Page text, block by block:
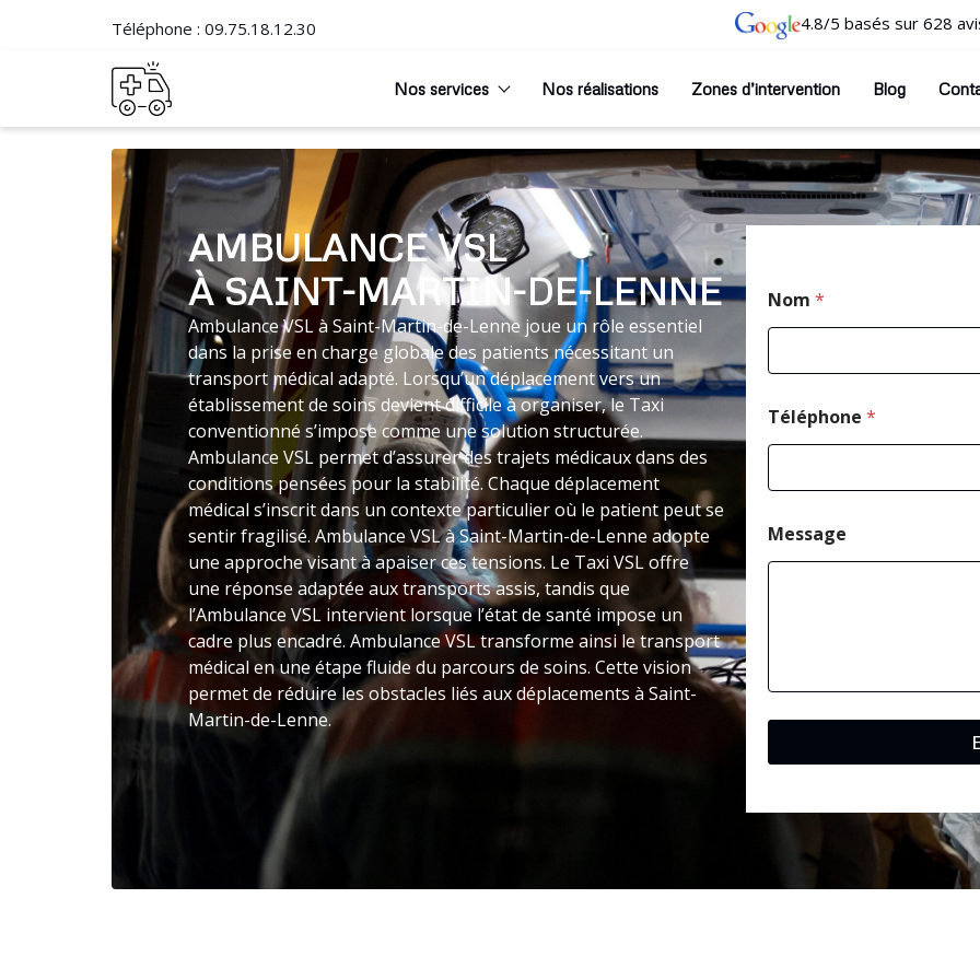
Téléphone : 09.75.18.12.30 4.8/5 basés sur 628
Nos services Nos réalisations Zones d’intervention Blog
AMBULANCE VSL
À SAINT-MARTIN-DE-LENNE
Ambulance VSL à Saint-Martin-de-Lenne joue un rôle essentiel
dans la prise en charge globale des patients nécessitant un
transport médical adapté. Lorsqu’un déplacement vers un
établissement de soins devient difficile à organiser, le Taxi
conventionné s’impose comme une solution structurée.
Ambulance VSL permet d’assurer des trajets médicaux dans des
conditions pensées pour la stabilité. Chaque déplacement
médical s’inscrit dans un contexte particulier où le patient peut se
sentir fragilisé. Ambulance VSL à Saint-Martin-de-Lenne adopte
une approche visant à apaiser ces tensions. Le Taxi VSL offre
une réponse adaptée aux transports assis, tandis que
l’Ambulance VSL intervient lorsque l’état de santé impose un
cadre plus encadré. Ambulance VSL transforme ainsi le transport
médical en une étape fluide du parcours de soins. Cette vision
permet de réduire les obstacles liés aux déplacements à Saint-
Martin-de-Lenne.
Nom *
Téléphone *
Message